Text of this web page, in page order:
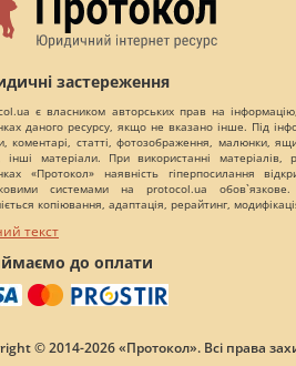
застереження
є власником авторських прав на
даного ресурсу, якщо не вказано інше. Під
коментарі, статті, фотозображення, малюнки,
інші матеріали. При використанні
«Протокол» наявність гіперпосилання
системами на protocol.ua обов`язкове.
копіювання, адаптація, рерайтинг,
текст
до оплати
© 2014-2026 «Протокол». Всі права